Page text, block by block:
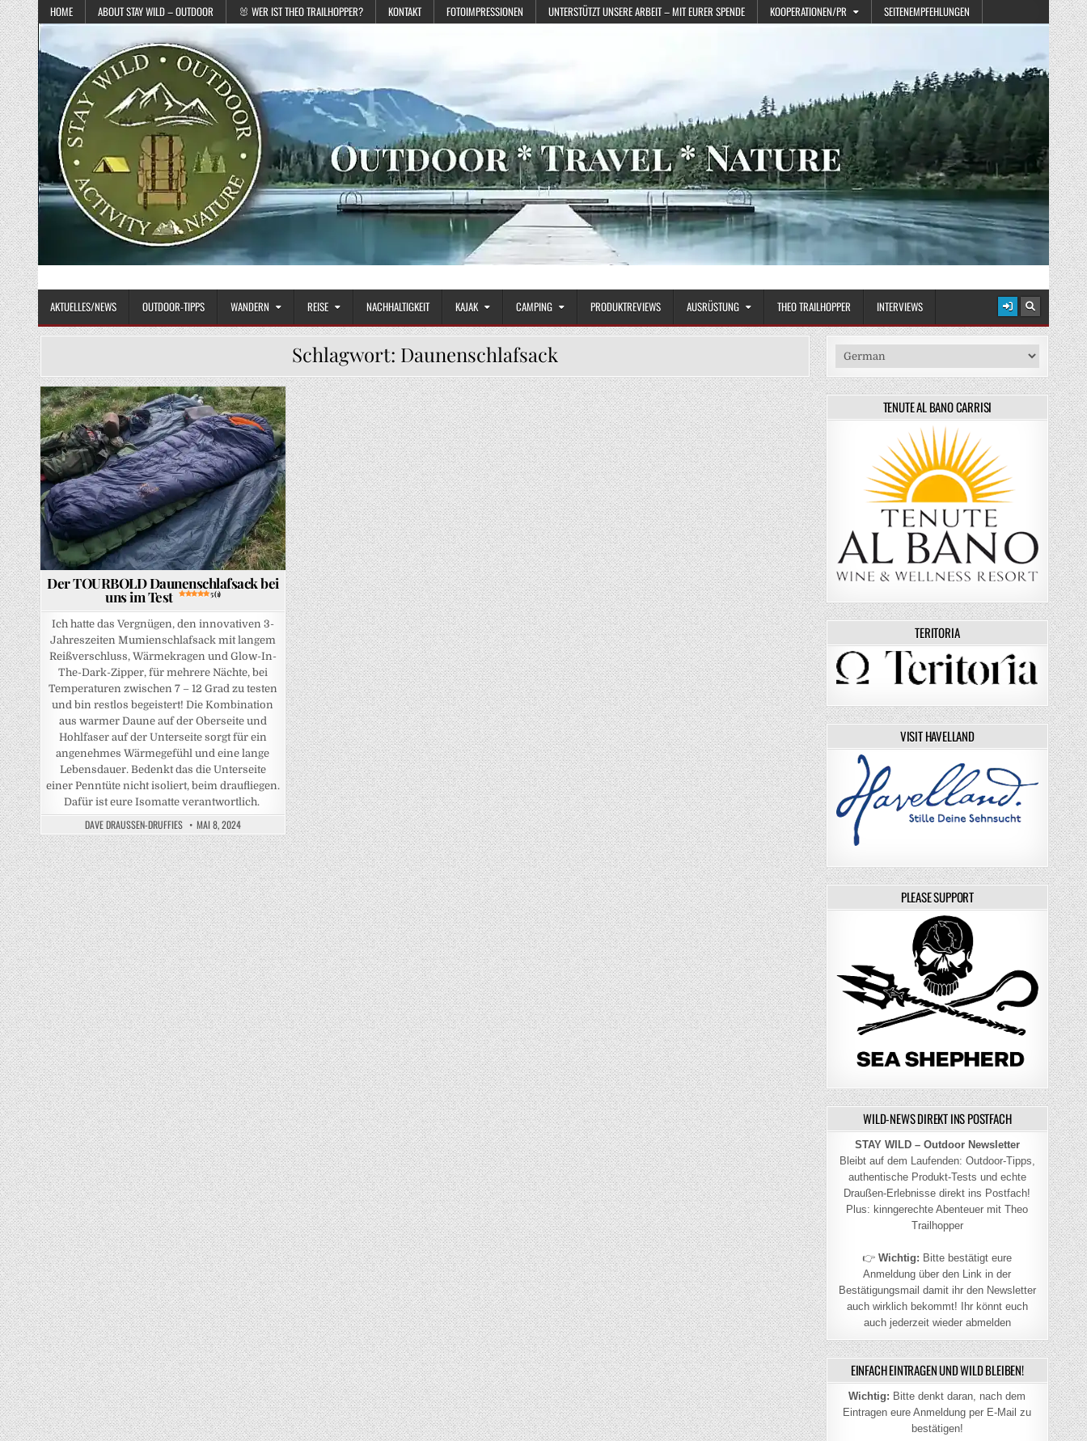
Skip to content
HOME ABOUT STAY WILD – OUTDOOR 🐰 WER IST THEO TRAILHOPPER? KONTAKT FOTOIMPRESSIONEN UNTERSTÜTZT UNSERE ARBEIT – MIT EURER SPENDE KOOPERATIONEN/PR SEITENEMPFEHLUNGEN
STAY WILD – OUTDOOR
AKTUELLES/NEWS OUTDOOR-TIPPS WANDERN REISE NACHHALTIGKEIT KAJAK CAMPING PRODUKTREVIEWS AUSRÜSTUNG THEO TRAILHOPPER INTERVIEWS
Schlagwort: Daunenschlafsack
Posted in
Der TOURBOLD Daunenschlafsack bei
uns im Test 5 (1)
Ich hatte das Vergnügen, den innovativen 3-
Jahreszeiten Mumienschlafsack mit langem
Reißverschluss, Wärmekragen und Glow-In-
The-Dark-Zipper, für mehrere Nächte, bei
Temperaturen zwischen 7 – 12 Grad zu testen
und bin restlos begeistert! Die Kombination
aus warmer Daune auf der Oberseite und
Hohlfaser auf der Unterseite sorgt für ein
angenehmes Wärmegefühl und eine lange
Lebensdauer. Bedenkt das die Unterseite
einer Penntüte nicht isoliert, beim draufliegen.
Dafür ist eure Isomatte verantwortlich.
DAVE DRAUSSEN-DRUFFIES MAI 8, 2024
TENUTE AL BANO CARRISI
TERITORIA
VISIT HAVELLAND
PLEASE SUPPORT
WILD-NEWS DIREKT INS POSTFACH
STAY WILD – Outdoor Newsletter
Bleibt auf dem Laufenden: Outdoor-Tipps,
authentische Produkt-Tests und echte
Draußen-Erlebnisse direkt ins Postfach!
Plus: kinngerechte Abenteuer mit Theo
Trailhopper
👉Wichtig: Bitte bestätigt eure
Anmeldung über den Link in der
Bestätigungsmail damit ihr den Newsletter
auch wirklich bekommt! Ihr könnt euch
auch jederzeit wieder abmelden
EINFACH EINTRAGEN UND WILD BLEIBEN!
Wichtig: Bitte denkt daran, nach dem
Eintragen eure Anmeldung per E-Mail zu
bestätigen!